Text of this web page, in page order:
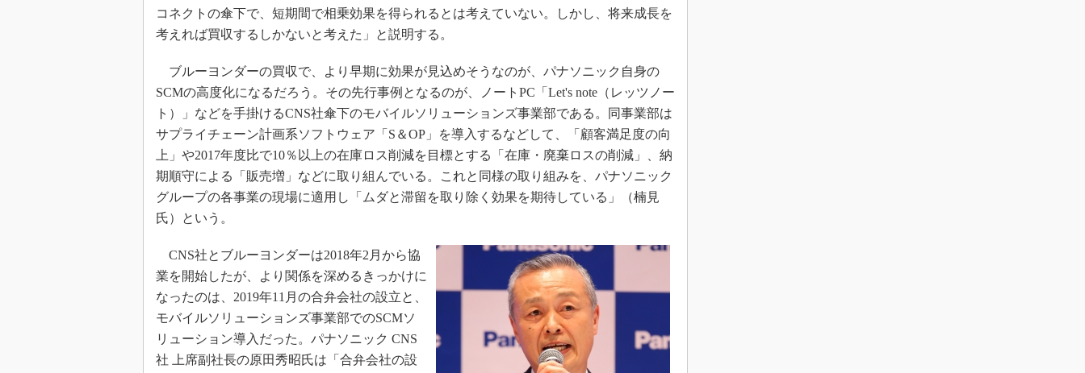
コネクトの傘下で、短期間で相乗効果を得られるとは考えていない。しかし、将来成長を
考えれば買収するしかないと考えた」と説明する。
ブルーヨンダーの買収で、より早期に効果が見込めそうなのが、パナソニック自身の
SCMの高度化になるだろう。その先行事例となるのが、ノートPC「Let's note（レッツノー
ト）」などを手掛けるCNS社傘下のモバイルソリューションズ事業部である。同事業部は
サプライチェーン計画系ソフトウェア「S＆OP」を導入するなどして、「顧客満足度の向
上」や2017年度比で10％以上の在庫ロス削減を目標とする「在庫・廃棄ロスの削減」、納
期順守による「販売増」などに取り組んでいる。これと同様の取り組みを、パナソニック
グループの各事業の現場に適用し「ムダと滞留を取り除く効果を期待している」（楠見
氏）という。
CNS社とブルーヨンダーは2018年2月から協
業を開始したが、より関係を深めるきっかけに
なったのは、2019年11月の合弁会社の設立と、
モバイルソリューションズ事業部でのSCMソ
リューション導入だった。パナソニック CNS
社 上席副社長の原田秀昭氏は「合弁会社の設